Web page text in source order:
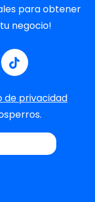
para obtener
negocio!
de privacidad